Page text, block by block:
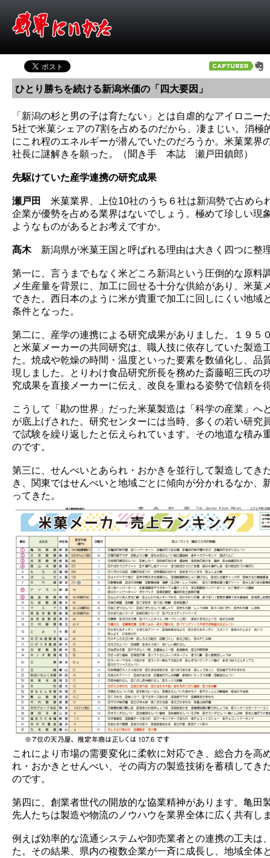
ひとり勝ちを続ける新潟米価の「四大要因」
「新潟の杉と男の子は育たない」とは自虐的なアイロニー
5社で米菓シェアの7割を占めるのだから、凄まじい。消極
にこれ程のエネルギーが潜んでいたのだろうか。米菓業界
社長に謎解きを願った。（聞き手 本誌 瀬戸田鎮郎）
先駆けていた産学連携の研究成果
瀬戸田
米菓業界、上位10社のうち６社は新潟勢で占めら
企業が優勢を占める業界はないでしょう。極めて珍しい現
ようなものがあるとお考えですか。
髙木新潟県が米菓王国と呼ばれる理由は大きく四つに整
第一に、言うまでもなく米どころ新潟という圧倒的な原料
メ生産量を背景に、加工に回せる十分な供給があり、米菓
できた。西日本のように米が貴重で加工に回しにくい地域
条件となった。
第二に、産学の連携による研究成果がありました。１９５
と米菓メーカーの共同研究は、職人技に依存していた製造
た。焼成や乾燥の時間・温度といった要素を数値化し、品
現しました。とりわけ食品研究所長を務めた斎藤昭三氏の
究成果を直接メーカーに伝え、改良を重ねる姿勢で信頼を
こうして「勘の世界」だった米菓製造は「科学の産業」へ
が底上げされた。研究センターには当時、多くの若い研究
で試験を繰り返したと伝えられています。その地道な積み
のです。
第三に、せんべいとあられ・おかきを並行して製造してき
き、関東ではせんべいと地域ごとに傾向が分かれるなか、
ってきた。
これにより市場の需要変化に柔軟に対応でき、総合力を高
れ・おかきとせんべい、その両方の製造技術を蓄積してき
のです。
第四に、創業者世代の開放的な協業精神があります。亀田
先人たちは製造や物流のノウハウを業界全体に広く共有し
例えば効率的な流通システムや卸売業者との連携の工夫は
た。その結果、県内の複数企業が一斉に成長し、地域全体